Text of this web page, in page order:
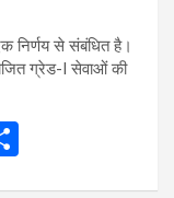
निर्णय से संबंधित है।
ग्रेड-I सेवाओं की